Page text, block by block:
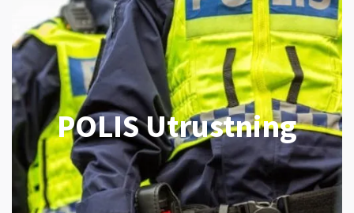
POLIS Utrustning